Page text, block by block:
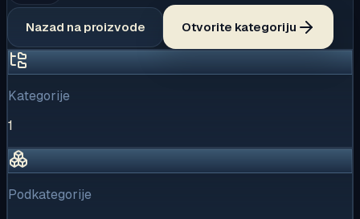
Nazad na proizvode Otvorite kategoriju
Kategorije
1
Podkategorije